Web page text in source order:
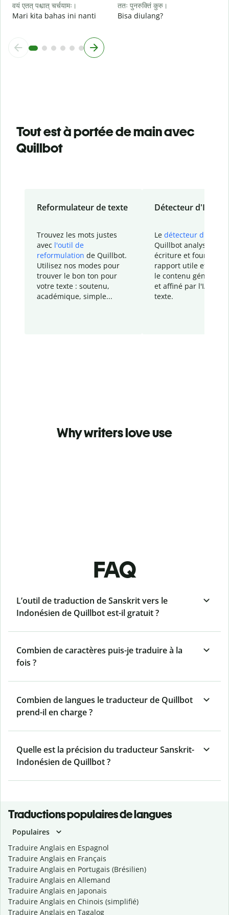
वयं एतत् पश्चात् चर्चयामः।
Mari kita bahas ini nanti
ततः पुनरुक्तिं कुरु।
Bisa diulang?
Tout est à portée de main avec
Quillbot
Reformulateur de texte
Trouvez les mots justes
avec l'outil de
reformulation de Quillbot.
Utilisez nos modes pour
trouver le bon ton pour
votre texte : soutenu,
académique, simple...
Détecteur d'IA
Le détecteur d'IA
Quillbot analyse votre
écriture et fournit un
rapport utile et
le contenu généré
et affiné par l'IA
texte.
Why writers love use
FAQ
L’outil de traduction de Sanskrit vers le
Indonésien de Quillbot est-il gratuit ?
Combien de caractères puis-je traduire à la
fois ?
Combien de langues le traducteur de Quillbot
prend-il en charge ?
Quelle est la précision du traducteur Sanskrit-
Indonésien de Quillbot ?
Traductions populaires de langues
Populaires
Traduire Anglais en Espagnol
Traduire Anglais en Français
Traduire Anglais en Portugais (Brésilien)
Traduire Anglais en Allemand
Traduire Anglais en Japonais
Traduire Anglais en Chinois (simplifié)
Traduire Anglais en Tagalog